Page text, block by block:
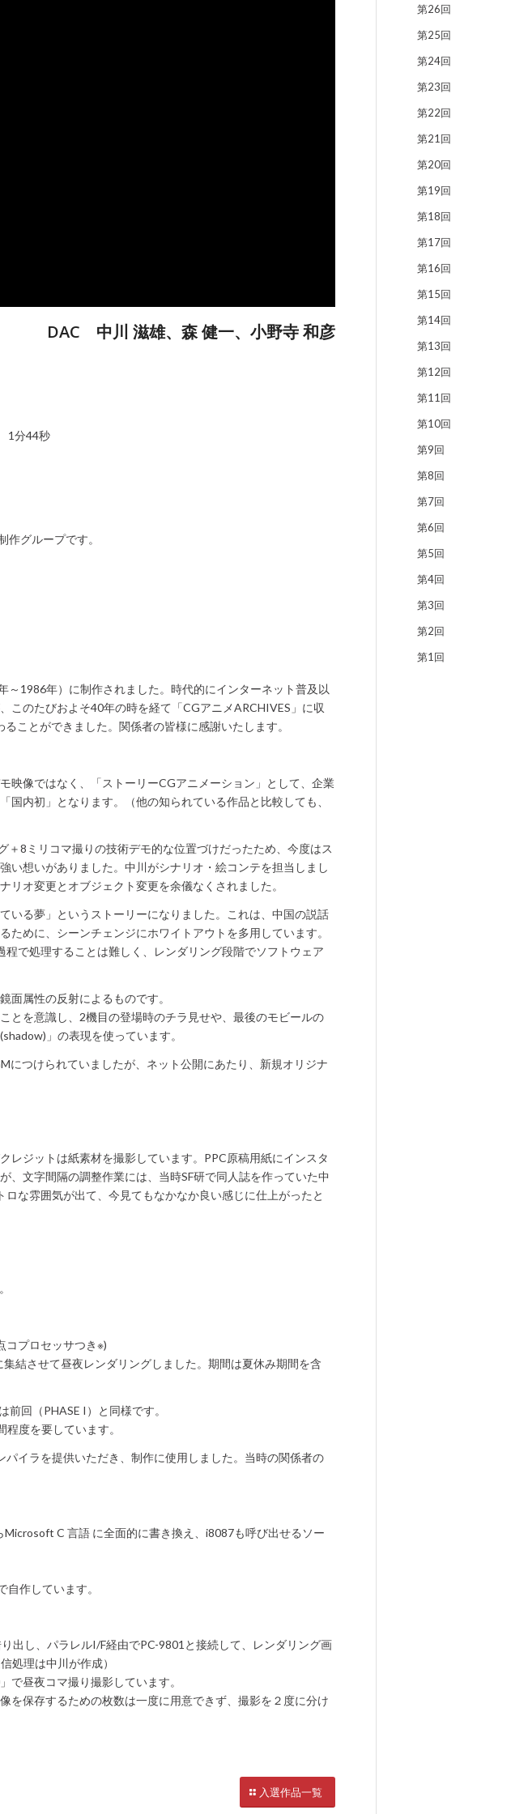
DAC 中川 滋雄、森 健一、小野寺 和彦
1分44秒
グループです。
1986年）に制作されました。時代的にインターネット普及以
このたびおよそ40年の時を経て「CGアニメARCHIVES」に収
ことができました。関係者の皆様に感謝いたします。
映像ではなく、「ストーリーCGアニメーション」として、企業
内初」となります。（他の知られている作品と比較しても、
＋8ミリコマ撮りの技術デモ的な位置づけだったため、今度はス
い想いがありました。中川がシナリオ・絵コンテを担当しまし
オ変更とオブジェクト変更を余儀なくされました。
いる夢」というストーリーになりました。これは、中国の説話
ために、シーンチェンジにホワイトアウトを多用しています。
で処理することは難しく、レンダリング段階でソフトウェア
面属性の反射によるものです。
とを意識し、2機目の登場時のチラ見せや、最後のモビールの
」の表現を使っています。
につけられていましたが、ネット公開にあたり、新規オリジナ
レジットは紙素材を撮影しています。PPC原稿用紙にインスタ
、文字間隔の調整作業には、当時SF研で同人誌を作っていた中
な雰囲気が出て、今見てもなかなか良い感じに仕上がったと
コプロセッサつき※)
結させて昼夜レンダリングしました。期間は夏休み期間を含
回（PHASE I）と同様です。
度を要しています。
パイラを提供いただき、制作に使用しました。当時の関係者の
C 言語 に全面的に書き換え、i8087も呼び出せるソー
作しています。
出し、パラレルI/F経由でPC-9801と接続して、レンダリング画
処理は中川が作成）
で昼夜コマ撮り撮影しています。
を保存するための枚数は一度に用意できず、撮影を２度に分け
入選作品一覧
第26回
第25回
第24回
第23回
第22回
第21回
第20回
第19回
第18回
第17回
第16回
第15回
第14回
第13回
第12回
第11回
第10回
第9回
第8回
第7回
第6回
第5回
第4回
第3回
第2回
第1回